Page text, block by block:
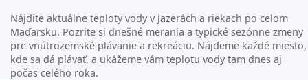
Nájdite aktuálne teploty vody v jazerách a riekach po celom
Maďarsku. Pozrite si dnešné merania a typické sezónne zmeny
pre vnútrozemské plávanie a rekreáciu. Nájdeme každé miesto,
kde sa dá plávať, a ukážeme vám teplotu vody tam dnes aj
počas celého roka.